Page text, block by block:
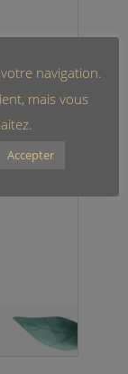
navigation.
mais vous
Accepter